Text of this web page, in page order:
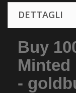
DETTAGLI
Buy
Minted
-